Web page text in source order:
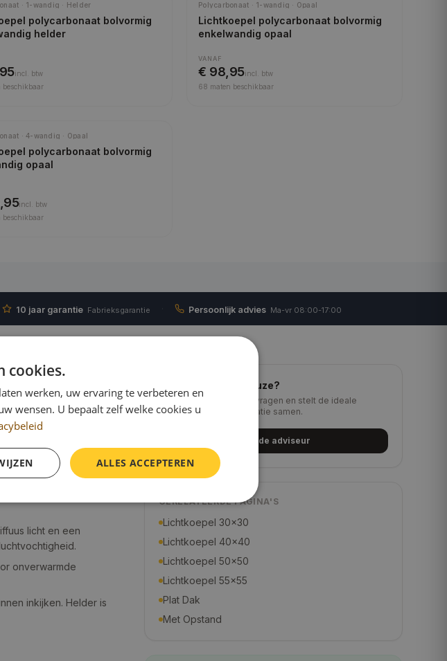
· 1-wandig · Helder
polycarbonaat bolvormig
helder
incl.
btw
beschikbaar
Polycarbonaat · 1-wandig · Opaal
Lichtkoepel polycarbonaat bolvormig
enkelwandig opaal
VANAF
€ 98,95incl.
btw
68 maten beschikbaar
· 4-wandig · Opaal
polycarbonaat bolvormig
opaal
incl.
btw
beschikbaar
10 jaar garantie Fabrieksgarantie Persoonlijk advies Ma-vr 08:00-17:00
weinig ruimte
hart afstand,
1,5 m² geeft 0,09 m²
raden wij
licht en een
onverwarmde
inkijken. Helder is
Hulp nodig bij uw keuze?
Onze adviseur stelt u 6 vragen en stelt de ideale
lichtkoepel voor uw situatie samen.
Start de adviseur
GERELATEERDE PAGINA'S
Lichtkoepel 30×30
Lichtkoepel 40×40
Lichtkoepel 50×50
Lichtkoepel 55×55
Plat Dak
Met Opstand
cookies.
werken, uw ervaring te verbeteren en
wensen. U bepaalt zelf welke cookies u
ALLES ACCEPTEREN